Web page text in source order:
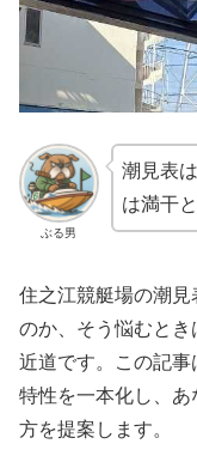
ぶる男
潮見表
は満干
住之江競艇場の潮
のか、そう悩むと
近道です。この記
特性を一本化し、
方を提案します。